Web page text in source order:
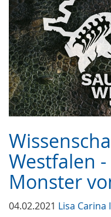
Westfalen -
Monster
04.02.2021 Lisa Carina